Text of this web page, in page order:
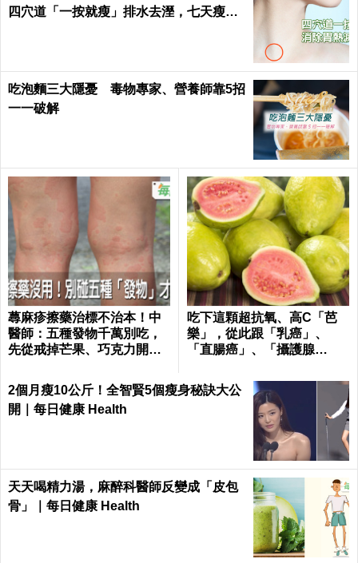
四穴道「一按就瘦」排水去溼，七天瘦三
吃泡麵三大隱憂 毒物專家、營養師靠5招
一一破解
蕁麻疹擦藥治標不治本！中
醫師：五種發物千萬別吃，
先從戒掉芒果、巧克力開始
吃下這顆超抗氧、高C「芭
樂」，從此跟「乳癌」、
「直腸癌」、「攝護腺
2個月瘦10公斤！全智賢5個瘦身秘訣大公
開｜每日健康 Health
天天喝精力湯，麻醉科醫師反變成「皮包
骨」｜每日健康 Health